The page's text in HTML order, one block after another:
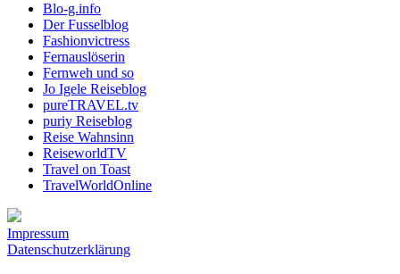
Blo-g.info
Der Fusselblog
Fashionvictress
Fernauslöserin
Fernweh und so
Jo Igele Reiseblog
pureTRAVEL.tv
puriy Reiseblog
Reise Wahnsinn
ReiseworldTV
Travel on Toast
TravelWorldOnline
Impressum
Datenschutzerklärung